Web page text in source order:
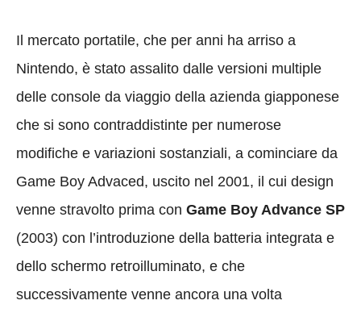
Il mercato portatile, che per anni ha arriso a
Nintendo, è stato assalito dalle versioni multiple
delle console da viaggio della azienda giapponese
che si sono contraddistinte per numerose
modifiche e variazioni sostanziali, a cominciare da
Game Boy Advaced, uscito nel 2001, il cui design
venne stravolto prima con Game Boy Advance SP
(2003) con l’introduzione della batteria integrata e
dello schermo retroilluminato, e che
successivamente venne ancora una volta